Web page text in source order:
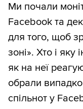
Ми почали
Facebook та
для того, щоб
зоні». Хто і
як на неї
обрали
спільнот у